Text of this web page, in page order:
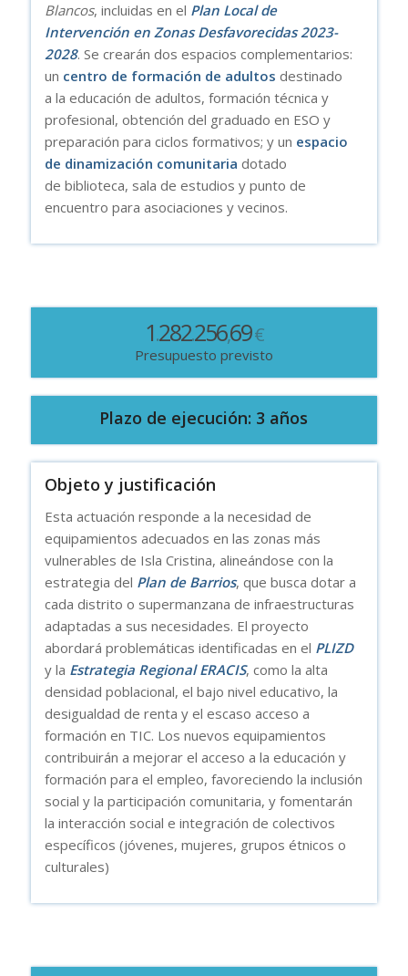
Blancos, incluidas en el Plan Local de
Intervención en Zonas Desfavorecidas 2023-
2028. Se crearán dos espacios complementarios:
un centro de formación de adultos destinado
a la educación de adultos, formación técnica y
profesional, obtención del graduado en ESO y
preparación para ciclos formativos; y un espacio
de dinamización comunitaria dotado
de biblioteca, sala de estudios y punto de
encuentro para asociaciones y vecinos.
1.282.256,69€
Presupuesto previsto
Plazo de ejecución: 3 años
Objeto y justificación
Esta actuación responde a la necesidad de
equipamientos adecuados en las zonas más
vulnerables de Isla Cristina, alineándose con la
estrategia del Plan de Barrios, que busca dotar a
cada distrito o supermanzana de infraestructuras
adaptadas a sus necesidades. El proyecto
abordará problemáticas identificadas en el PLIZD
y la Estrategia Regional ERACIS, como la alta
densidad poblacional, el bajo nivel educativo, la
desigualdad de renta y el escaso acceso a
formación en TIC. Los nuevos equipamientos
contribuirán a mejorar el acceso a la educación y
formación para el empleo, favoreciendo la inclusión
social y la participación comunitaria, y fomentarán
la interacción social e integración de colectivos
específicos (jóvenes, mujeres, grupos étnicos o
culturales)